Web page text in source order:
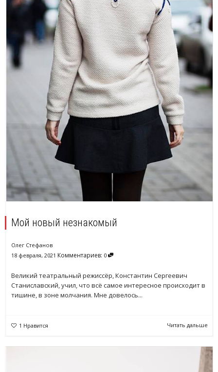
Мой новый незнакомый
Олег Стефанов
18 февраля, 2021 Комментариев: 0
Великий театральный режиссёр, Константин Сергеевич
Станиславский, учил, что всё самое интересное происходит в
тишине, в зоне молчания. Мне довелось...
1 Нравится Читать дальше